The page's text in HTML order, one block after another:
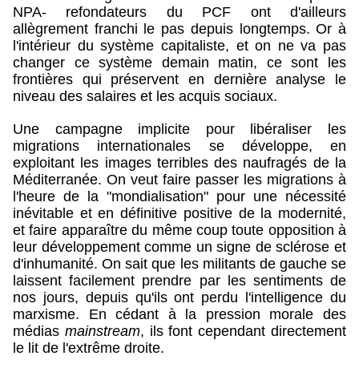
NPA- refondateurs du PCF ont d'ailleurs
allègrement franchi le pas depuis longtemps. Or à
l'intérieur du système capitaliste, et on ne va pas
changer ce système demain matin, ce sont les
frontières qui préservent en dernière analyse le
niveau des salaires et les acquis sociaux.
Une campagne implicite pour libéraliser les
migrations internationales se développe, en
exploitant les images terribles des naufragés de la
Méditerranée. On veut faire passer les migrations à
l'heure de la "mondialisation" pour une nécessité
inévitable et en définitive positive de la modernité,
et faire apparaître du même coup toute opposition à
leur développement comme un signe de sclérose et
d'inhumanité. On sait que les militants de gauche se
laissent facilement prendre par les sentiments de
nos jours, depuis qu'ils ont perdu l'intelligence du
marxisme. En cédant à la pression morale des
médias mainstream, ils font cependant directement
le lit de l'extrême droite.